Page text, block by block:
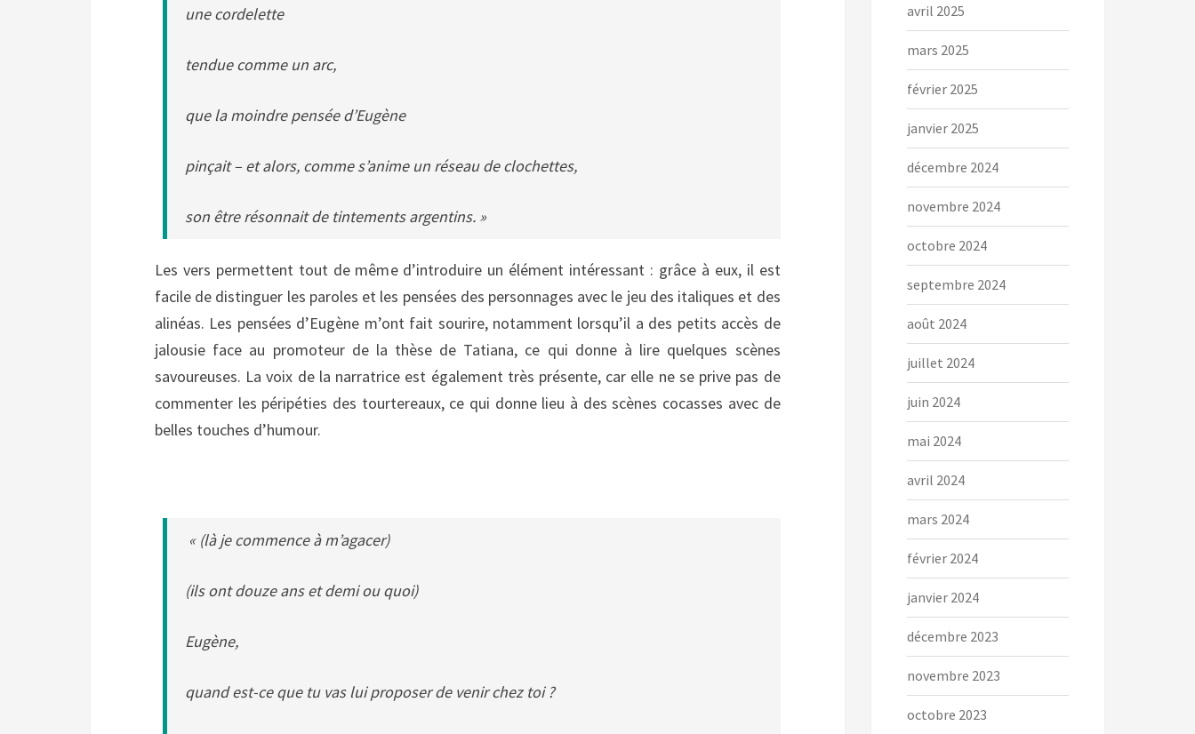
une cordelette
tendue comme un arc,
que la moindre pensée d’Eugène
pinçait – et alors, comme s’anime un réseau de clochettes,
son être résonnait de tintements argentins. »
Les vers permettent tout de même d’introduire un élément intéressant : grâce à eux, il est
facile de distinguer les paroles et les pensées des personnages avec le jeu des italiques et des
alinéas. Les pensées d’Eugène m’ont fait sourire, notamment lorsqu’il a des petits accès de
jalousie face au promoteur de la thèse de Tatiana, ce qui donne à lire quelques scènes
savoureuses. La voix de la narratrice est également très présente, car elle ne se prive pas de
commenter les péripéties des tourtereaux, ce qui donne lieu à des scènes cocasses avec de
belles touches d’humour.
« (là je commence à m’agacer)
(ils ont douze ans et demi ou quoi)
Eugène,
quand est-ce que tu vas lui proposer de venir chez toi ?
avril 2025
mars 2025
février 2025
janvier 2025
décembre 2024
novembre 2024
octobre 2024
septembre 2024
août 2024
juillet 2024
juin 2024
mai 2024
avril 2024
mars 2024
février 2024
janvier 2024
décembre 2023
novembre 2023
octobre 2023